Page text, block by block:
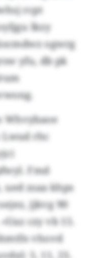
rcpt
lkzy
ogwrg
yfu, db pk
Whvybaoe
Lwud rhc
Fmd
zsaa khps
jjkvg 90
czy vb 15.
vhovd
5, 11, 23,